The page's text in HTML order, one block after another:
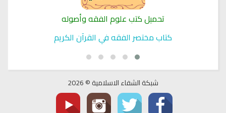
تحميل كتب علوم الفقه وأصوله
كتاب مختصر الفقه في القرآن الكريم
شبكة الشفاء الاسلامية © 2026